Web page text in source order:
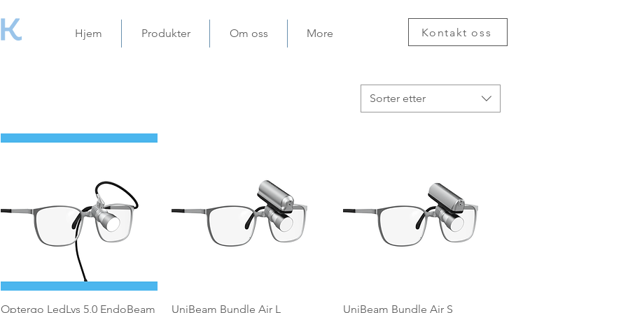
Hjem Produkter Om oss More Kontakt oss
Sorter etter
Hurtigvisning
Optergo LedLys 5,0 EndoBeam
Hurtigvisning
UniBeam Bundle Air L
Hurtigvisning
UniBeam Bundle Air S